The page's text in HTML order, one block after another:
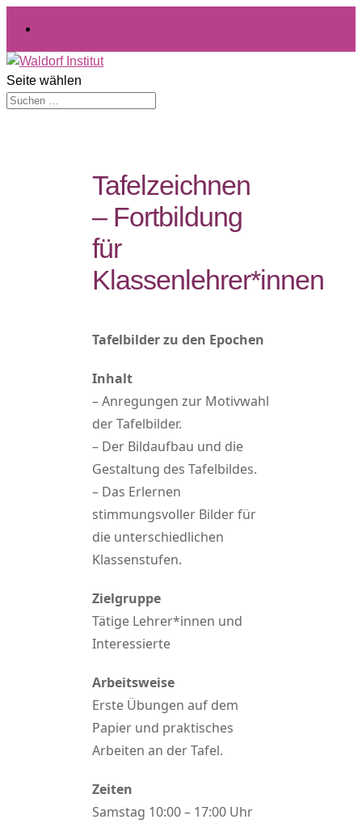
Seite wählen
Tafelzeichnen
– Fortbildung
für
Klassenlehrer*innen
Tafelbilder zu den Epochen
Inhalt
– Anregungen zur Motivwahl
der Tafelbilder.
– Der Bildaufbau und die
Gestaltung des Tafelbildes.
– Das Erlernen
stimmungsvoller Bilder für
die unterschiedlichen
Klassenstufen.
Zielgruppe
Tätige Lehrer*innen und
Interessierte
Arbeitsweise
Erste Übungen auf dem
Papier und praktisches
Arbeiten an der Tafel.
Zeiten
Samstag 10:00 – 17:00 Uhr